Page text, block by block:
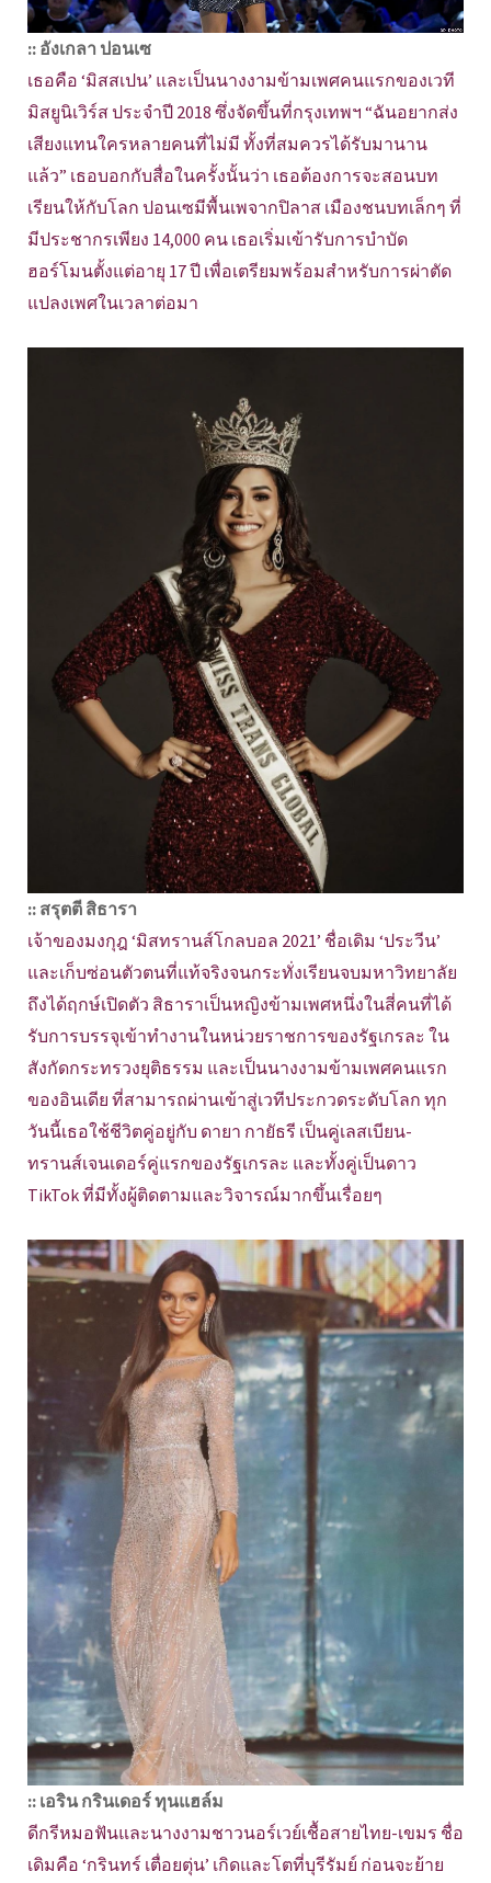
:: อังเกลา ปอนเซ
เธอคือ ‘มิสสเปน’ และเป็นนางงามข้ามเพศคนแรกของเวที
มิสยูนิเวิร์ส ประจำปี 2018 ซึ่งจัดขึ้นที่กรุงเทพฯ “ฉันอยากส่ง
เสียงแทนใครหลายคนที่ไม่มี ทั้งที่สมควรได้รับมานาน
แล้ว” เธอบอกกับสื่อในครั้งนั้นว่า เธอต้องการจะสอนบท
เรียนให้กับโลก ปอนเซมีพื้นเพจากปิลาส เมืองชนบทเล็กๆ ที่
มีประชากรเพียง 14,000 คน เธอเริ่มเข้ารับการบำบัด
ฮอร์โมนตั้งแต่อายุ 17 ปี เพื่อเตรียมพร้อมสำหรับการผ่าตัด
แปลงเพศในเวลาต่อมา
:: สรุตตี สิธารา
เจ้าของมงกุฎ ‘มิสทรานส์โกลบอล 2021’ ชื่อเดิม ‘ประวีน’
และเก็บซ่อนตัวตนที่แท้จริงจนกระทั่งเรียนจบมหาวิทยาลัย
ถึงได้ฤกษ์เปิดตัว สิธาราเป็นหญิงข้ามเพศหนึ่งในสี่คนที่ได้
รับการบรรจุเข้าทำงานในหน่วยราชการของรัฐเกรละ ใน
สังกัดกระทรวงยุติธรรม และเป็นนางงามข้ามเพศคนแรก
ของอินเดีย ที่สามารถผ่านเข้าสู่เวทีประกวดระดับโลก ทุก
วันนี้เธอใช้ชีวิตคู่อยู่กับ ดายา กายัธรี เป็นคู่เลสเบียน-
ทรานส์เจนเดอร์คู่แรกของรัฐเกรละ และทั้งคู่เป็นดาว
TikTok ที่มีทั้งผู้ติดตามและวิจารณ์มากขึ้นเรื่อยๆ
:: เอริน กรินเดอร์ ทุนแฮล์ม
ดีกรีหมอฟันและนางงามชาวนอร์เวย์เชื้อสายไทย-เขมร ชื่อ
เดิมคือ ‘กรินทร์ เตื่อยตุ่น’ เกิดและโตที่บุรีรัมย์ ก่อนจะย้าย